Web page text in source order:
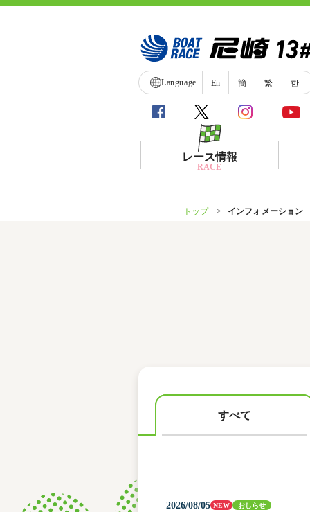
Language En 簡 繁 한
レース情報
RACE
ボートデータ
トップ インフォメーション
すべて
2026/08/05 NEW おしらせ